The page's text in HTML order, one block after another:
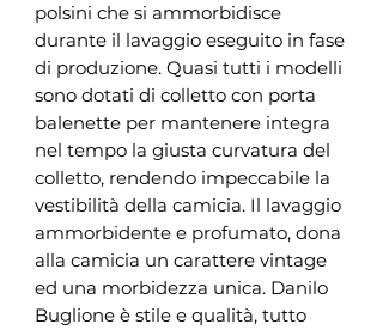
polsini che si ammorbidisce
durante il lavaggio eseguito in fase
di produzione. Quasi tutti i modelli
sono dotati di colletto con porta
balenette per mantenere integra
nel tempo la giusta curvatura del
colletto, rendendo impeccabile la
vestibilità della camicia. Il lavaggio
ammorbidente e profumato, dona
alla camicia un carattere vintage
ed una morbidezza unica. Danilo
Buglione è stile e qualità, tutto